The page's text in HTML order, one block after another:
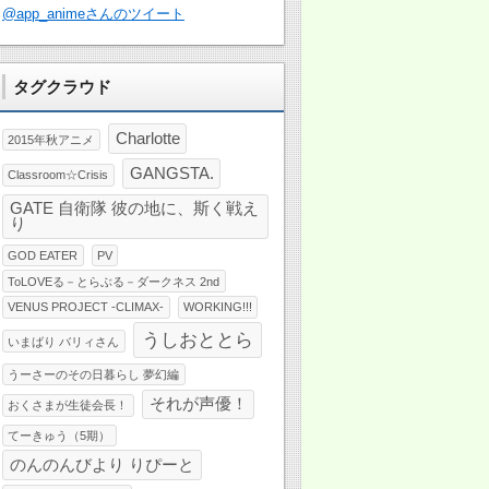
@app_animeさんのツイート
タグクラウド
2015年秋アニメ Charlotte
Classroom☆Crisis GANGSTA.
GATE 自衛隊 彼の地に、斯く戦え
り
GOD EATER
PV
ToLOVEる－とらぶる－ダークネス 2nd
VENUS PROJECT -CLIMAX-
WORKING!!!
いまばり バリィさん うしおととら
うーさーのその日暮らし 夢幻編
おくさまが生徒会長！ それが声優！
てーきゅう（5期）
のんのんびより りぴーと